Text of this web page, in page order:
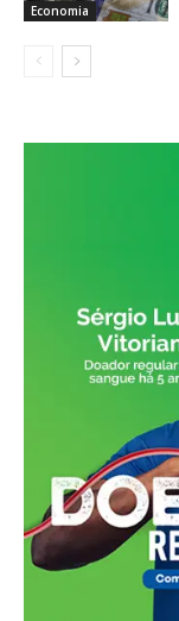
Economia